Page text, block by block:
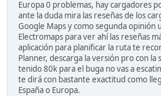
Europa 0 problemas, hay cargadores
ante la duda mira las reseñas de los
Google Maps y como segunda opinión
Electromaps para ver ahí las reseñas
aplicación para planificar la ruta te
Planner, descarga la versión pro con la
tenido 80k para el buga no vas a
te dirá con bastante exactitud como
España o Europa.